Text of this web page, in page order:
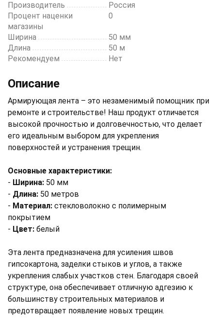
Производитель
Россия
Процент наценки
магазины
0
Ширина
50 мм
Длина
50 м
Рекомендуем
Нет
Описание
Армирующая лента – это незаменимый помощник при
ремонте и строительстве! Наш продукт отличается
высокой прочностью и долговечностью, что делает
его идеальным выбором для укрепления
поверхностей и устранения трещин.
Основные характеристики:
- Ширина: 50 мм
- Длина: 50 метров
- Материал: стекловолокно с полимерным
покрытием
- Цвет: белый
Эта лента предназначена для усиления швов
гипсокартона, заделки стыков и углов, а также
укрепления слабых участков стен. Благодаря своей
структуре, она обеспечивает отличную адгезию к
большинству строительных материалов и
предотвращает появление новых трещин.